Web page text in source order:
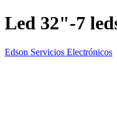
Led 32"-7
Edson Servicios Electrónicos